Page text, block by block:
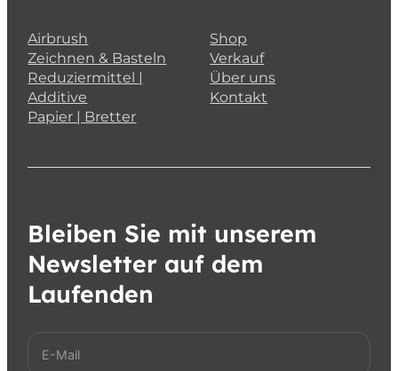
Airbrush
Zeichnen & Basteln
Reduziermittel |
Additive
Papier | Bretter
Shop
Verkauf
Über uns
Kontakt
Bleiben Sie mit unserem
Newsletter auf dem
Laufenden